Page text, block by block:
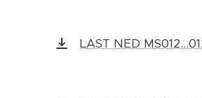
LAST NED